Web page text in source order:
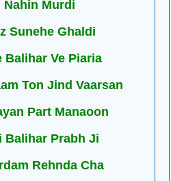
Nahin Murdi
Sunehe Ghaldi
Balihar Ve Piaria
Ton Jind Vaarsan
Part Manaoon
Balihar Prabh Ji
Rehnda Cha